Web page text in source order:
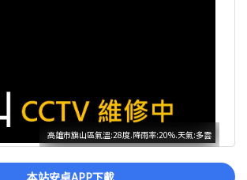
高雄市旗山區氣溫:28度.降雨率:20%.天氣:多雲